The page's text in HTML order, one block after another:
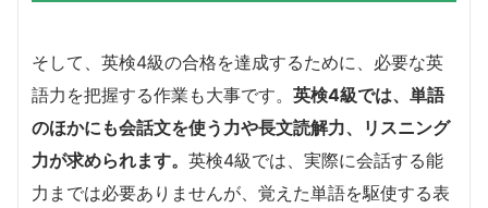
そして、英検4級の合格を達成するために、必要な英
語力を把握する作業も大事です。 英検4級では、単語
のほかにも会話文を使う力や長文読解力、リスニング
力が求められます。 英検4級では、実際に会話する能
力までは必要ありませんが、覚えた単語を駆使する表